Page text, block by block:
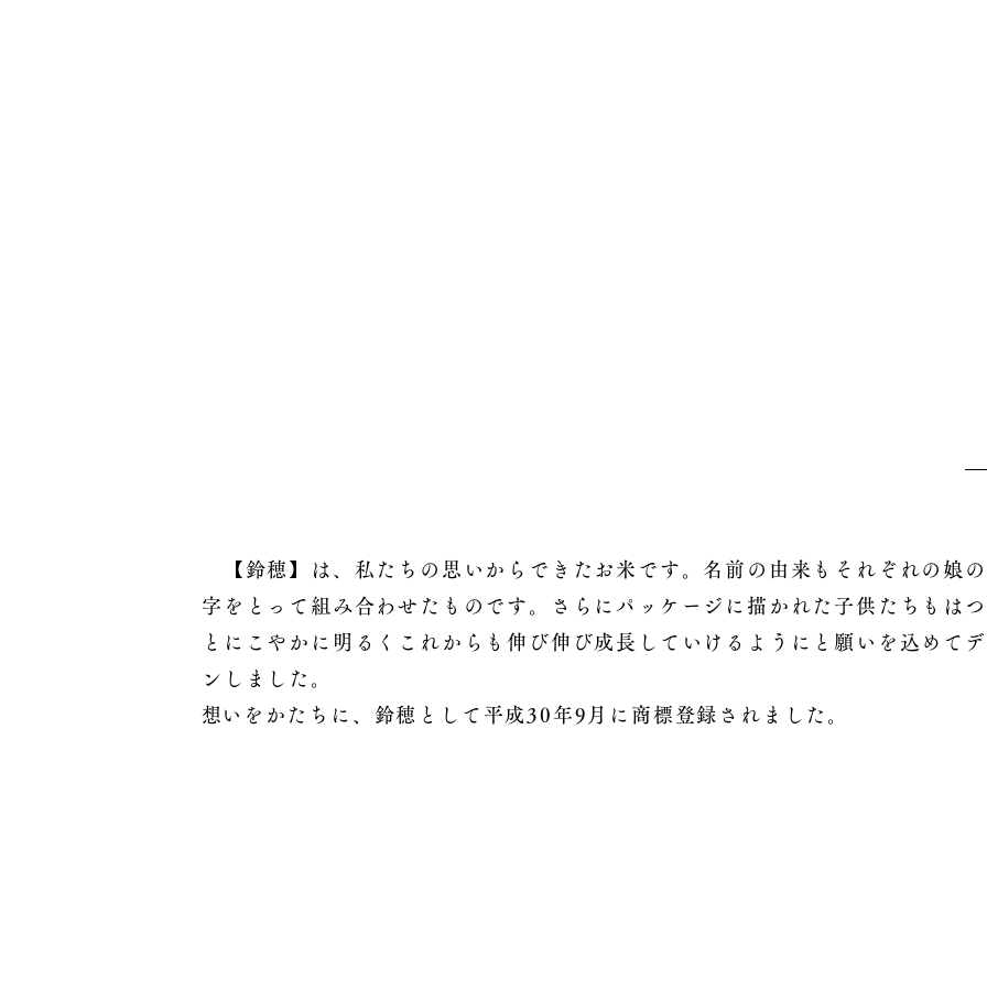
【鈴穂】は、私たちの思いからできたお米です。名前の由来もそれぞれの娘
字をとって組み合わせたものです。さらにパッケージに描かれた子供たちもは
とにこやかに明るくこれからも伸び伸び成長していけるようにと願いを込めて
ンしました 。
​想いをかたちに、鈴穂として平成30年9月に商標登録されました。